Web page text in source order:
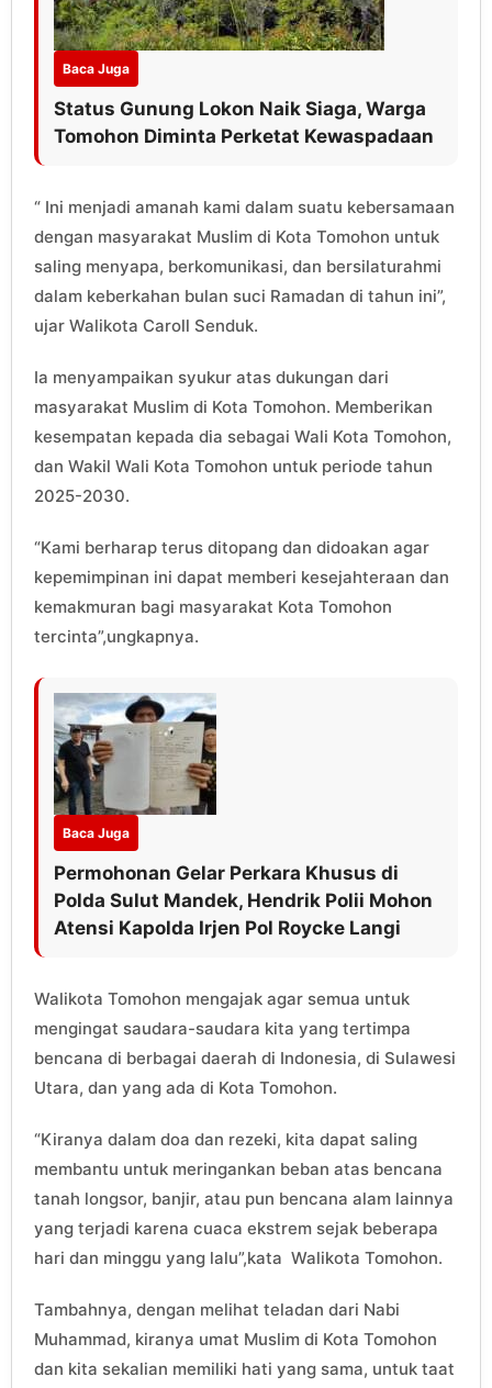
Baca Juga
Status Gunung Lokon Naik Siaga, Warga
Tomohon Diminta Perketat Kewaspadaan
“ Ini menjadi amanah kami dalam suatu kebersamaan
dengan masyarakat Muslim di Kota Tomohon untuk
saling menyapa, berkomunikasi, dan bersilaturahmi
dalam keberkahan bulan suci Ramadan di tahun ini”,
ujar Walikota Caroll Senduk.
Ia menyampaikan syukur atas dukungan dari
masyarakat Muslim di Kota Tomohon. Memberikan
kesempatan kepada dia sebagai Wali Kota Tomohon,
dan Wakil Wali Kota Tomohon untuk periode tahun
2025-2030.
“Kami berharap terus ditopang dan didoakan agar
kepemimpinan ini dapat memberi kesejahteraan dan
kemakmuran bagi masyarakat Kota Tomohon
tercinta”,ungkapnya.
Baca Juga
Permohonan Gelar Perkara Khusus di
Polda Sulut Mandek, Hendrik Polii Mohon
Atensi Kapolda Irjen Pol Roycke Langi
Walikota Tomohon mengajak agar semua untuk
mengingat saudara-saudara kita yang tertimpa
bencana di berbagai daerah di Indonesia, di Sulawesi
Utara, dan yang ada di Kota Tomohon.
“Kiranya dalam doa dan rezeki, kita dapat saling
membantu untuk meringankan beban atas bencana
tanah longsor, banjir, atau pun bencana alam lainnya
yang terjadi karena cuaca ekstrem sejak beberapa
hari dan minggu yang lalu”,kata Walikota Tomohon.
Tambahnya, dengan melihat teladan dari Nabi
Muhammad, kiranya umat Muslim di Kota Tomohon
dan kita sekalian memiliki hati yang sama, untuk taat